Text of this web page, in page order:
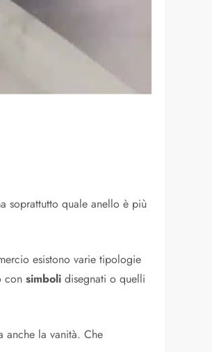
soprattutto quale anello è più
esistono varie tipologie
consimbolidisegnati o quelli
anche la vanità. Che